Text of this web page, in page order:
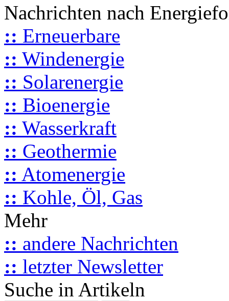
Nachrichten nach
:: Erneuerbare
:: Windenergie
:: Solarenergie
:: Bioenergie
:: Wasserkraft
:: Geothermie
:: Atomenergie
:: Kohle, Öl, Gas
Mehr
:: andere Nachrichten
:: letzter Newsletter
Suche in Artikeln